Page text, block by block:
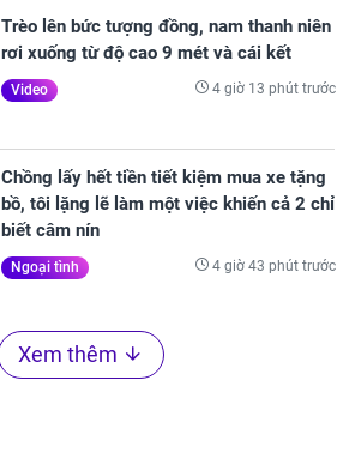
Trèo lên bức tượng đồng, nam thanh niên
rơi xuống từ độ cao 9 mét và cái kết
Video 4 giờ 13 phút trước
Chồng lấy hết tiền tiết kiệm mua xe tặng
bồ, tôi lặng lẽ làm một việc khiến cả 2 chỉ
biết câm nín
Ngoại tình 4 giờ 43 phút trước
Xem thêm